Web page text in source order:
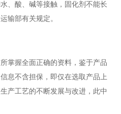
、酸、碱等接触，固化剂不能长
输部有关规定。
掌握全面正确的资料，鉴于产品
息不含担保，即仅在选取产品上
产工艺的不断发展与改进，此中